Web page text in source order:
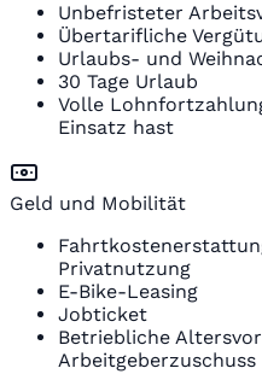
Unbefristeter
Übertarifliche
Urlaubs- und
30 Tage Urlaub
Volle
Einsatz hast
Geld und Mobilität
Privatnutzung
E-Bike-Leasing
Jobticket
Betriebliche